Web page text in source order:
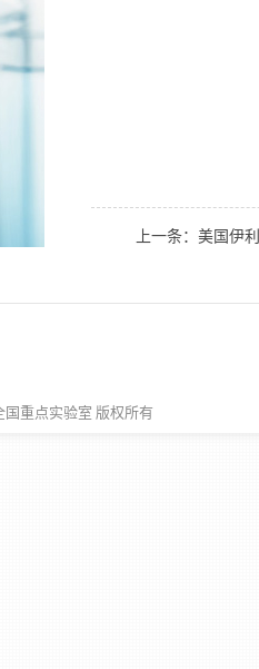
上一条：美国伊
重点实验室 版权所有